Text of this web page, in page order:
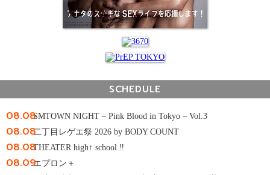
SCHEDULE
08.08SMTOWN NIGHT – Pink Blood in Tokyo – Vol.3
08.08二丁目レゲエ祭 2026 by BODY COUNT
08.08THEATER high↑ school ‼
08.09エプロン＋